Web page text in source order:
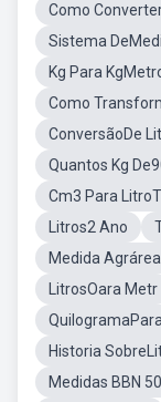
Como
Sistema
Kg Para
Como
ConversãoDe
Quantos Kg
Cm3 Para
Litros2 Ano
Medida
LitrosOara Metr
Historia
Medidas BBN